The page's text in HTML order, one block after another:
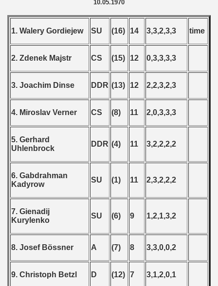
10.05.1970
1. Walery Gordiejew SU (16) 14 3,3,2,3,3 time
2. Zdenek Majstr CS (15) 12 0,3,3,3,3
3. Joachim Dinse DDR (13) 12 2,2,3,2,3
4. Miroslav Verner CS (8) 11 2,0,3,3,3
5. Gerhard
Uhlenbrock
DDR (4) 11 3,2,2,2,2
6. Gabdrahman
Kadyrow
SU (1) 11 2,3,2,2,2
7. Gienadij
Kurylenko
SU (6) 9 1,2,1,3,2
8. Josef Bössner A (7) 8 3,3,0,0,2
9. Christoph Betzl D (12) 7 3,1,2,0,1